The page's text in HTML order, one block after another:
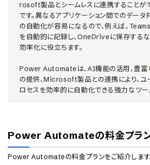
rosoft製品とシームレスに連携することが
です。異なるアプリケーション間でのデー
の自動化が容易になるので、例えば、
を自動的に記録し、OneDriveに保存する
効率化に役立ちます。
Power Automateは、AI機能の活用、豊富
の提供、Microsoft製品との連携により、
ロセスを効率的に自動化できる強力なツー
Power Automateの料金プラ
Power Automateの料金プランをご紹介します